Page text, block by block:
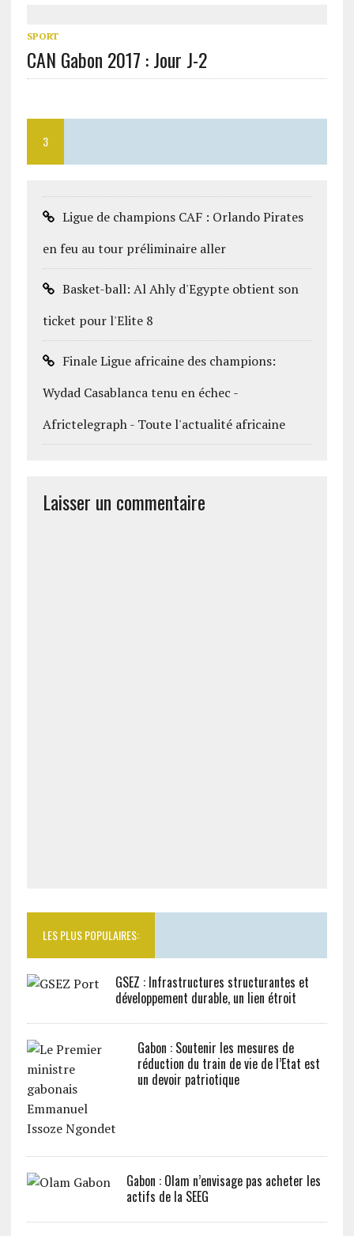
SPORT
CAN Gabon 2017 : Jour J-2
3
Ligue de champions CAF : Orlando Pirates
en feu au tour préliminaire aller
Basket-ball: Al Ahly d'Egypte obtient son
ticket pour l'Elite 8
Finale Ligue africaine des champions:
Wydad Casablanca tenu en échec -
Africtelegraph - Toute l'actualité africaine
Laisser un commentaire
LES PLUS POPULAIRES:
GSEZ : Infrastructures structurantes et
développement durable, un lien étroit
Gabon : Soutenir les mesures de
réduction du train de vie de l’Etat est
un devoir patriotique
Gabon : Olam n’envisage pas acheter les
actifs de la SEEG